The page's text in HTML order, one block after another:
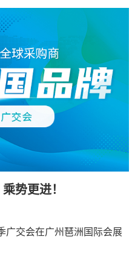
势更进！
广交会在广州琶洲国际会展